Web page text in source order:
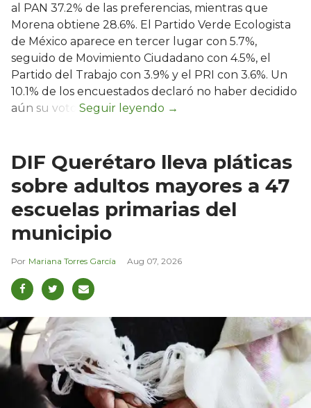
al PAN 37.2% de las preferencias, mientras que
Morena obtiene 28.6%. El Partido Verde Ecologista
de México aparece en tercer lugar con 5.7%,
seguido de Movimiento Ciudadano con 4.5%, el
Partido del Trabajo con 3.9% y el PRI con 3.6%. Un
10.1% de los encuestados declaró no haber decidido
aún su voto.
DIF Querétaro lleva pláticas
sobre adultos mayores a 47
escuelas primarias del
municipio
Mariana Torres García Aug 07, 2026